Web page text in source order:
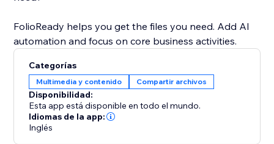
FolioReady helps you get the files you need. Add AI
automation and focus on core business activities.
Categorías
Multimedia y contenido Compartir archivos
Disponibilidad:
Esta app está disponible en todo el mundo.
Idiomas de la app:
Inglés